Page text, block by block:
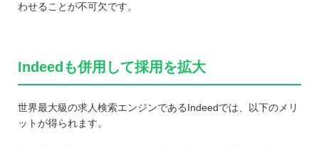
わせることが不可欠です。
Indeedも併用して採用を拡大
世界最大級の求人検索エンジンであるIndeedでは、以下のメリ
ットが得られます。